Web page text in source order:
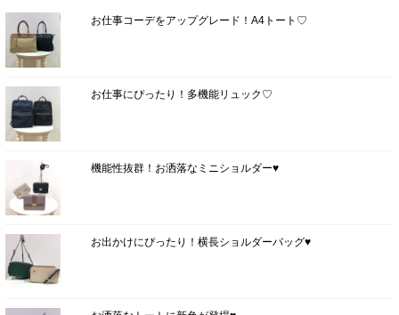
お仕事コーデをアップグレード！A4トート♡
お仕事にぴったり！多機能リュック♡
機能性抜群！お洒落なミニショルダー♥
お出かけにぴったり！横長ショルダーバッグ♥